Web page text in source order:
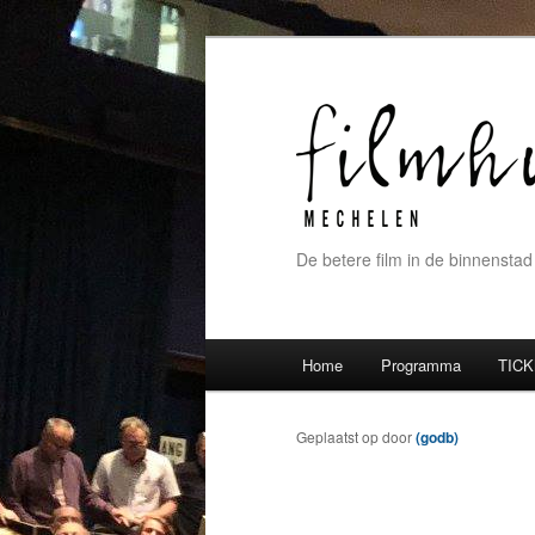
De betere film in de binnenstad
Spring naar de primaire
Spring naar de secundaire
Home Programma
Geplaatst opdoor(godb)